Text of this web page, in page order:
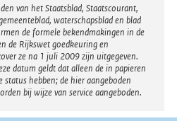
van het Staatsblad, Staatscourant,
waterschapsblad en blad
de formele bekendmakingen in de
de Rijkswet goedkeuring en
ze na 1 juli 2009 zijn uitgegeven.
datum geldt dat alleen de in papieren
hebben; de hier aangeboden
bij wijze van service aangeboden.